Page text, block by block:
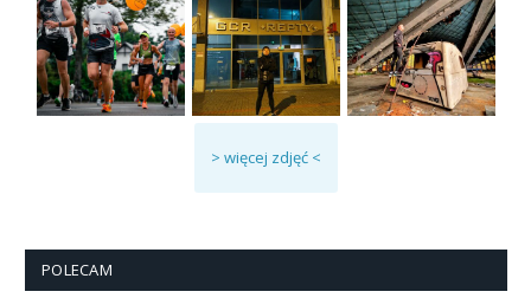
> więcej zdjęć <
POLECAM